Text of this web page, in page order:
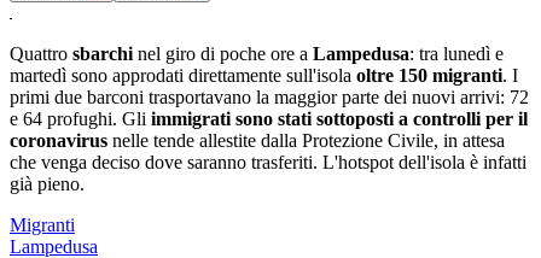
Quattro sbarchi nel giro di poche ore a Lampedusa: tra lunedì e
martedì sono approdati direttamente sull'isola oltre 150 migranti. I
primi due barconi trasportavano la maggior parte dei nuovi arrivi: 72
e 64 profughi. Gli immigrati sono stati sottoposti a controlli per il
coronavirus nelle tende allestite dalla Protezione Civile, in attesa
che venga deciso dove saranno trasferiti. L'hotspot dell'isola è infatti
già pieno.
Migranti
Lampedusa